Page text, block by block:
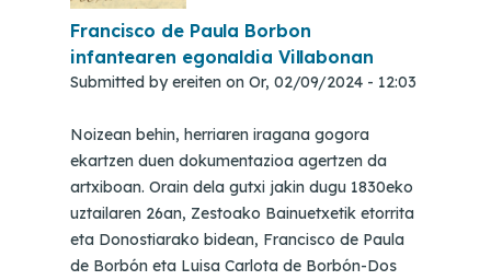
Francisco de Paula Borbon
infantearen egonaldia Villabonan
Submitted byereiten on Or, 02/09/2024 - 12:03
Noizean behin, herriaren iragana gogora
ekartzen duen dokumentazioa agertzen da
artxiboan. Orain dela gutxi jakin dugu 1830eko
uztailaren 26an, Zestoako Bainuetxetik etorrita
eta Donostiarako bidean, Francisco de Paula
de Borbón eta Luisa Carlota de Borbón-Dos